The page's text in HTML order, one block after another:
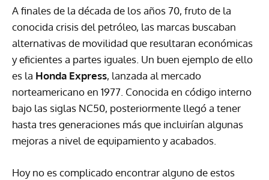
A finales de la década de los años 70, fruto de la
conocida crisis del petróleo, las marcas buscaban
alternativas de movilidad que resultaran económicas
y eficientes a partes iguales. Un buen ejemplo de ello
es la Honda Express, lanzada al mercado
norteamericano en 1977. Conocida en código interno
bajo las siglas NC50, posteriormente llegó a tener
hasta tres generaciones más que incluirían algunas
mejoras a nivel de equipamiento y acabados.
Hoy no es complicado encontrar alguno de estos